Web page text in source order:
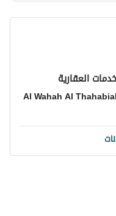
العقارية
Al Wahah Al